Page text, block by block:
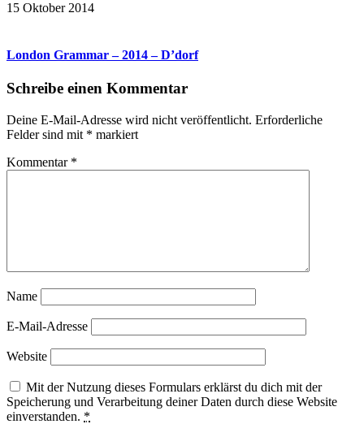
15 Oktober 2014
London Grammar – 2014 – D’dorf
Schreibe einen Kommentar
Deine E-Mail-Adresse wird nicht veröffentlicht. Erforderliche
Felder sind mit * markiert
Kommentar *
Name
E-Mail-Adresse
Website
Mit der Nutzung dieses Formulars erklärst du dich mit der
Speicherung und Verarbeitung deiner Daten durch diese Website
einverstanden. *